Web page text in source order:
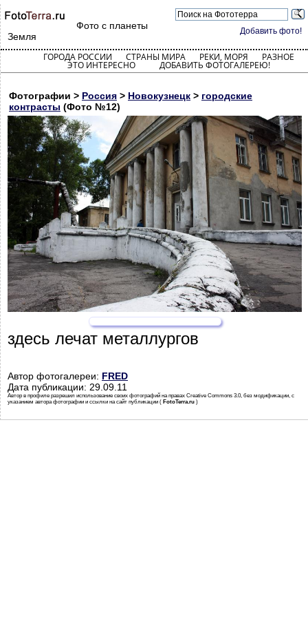
Добавить фото!
Фото с планеты
Земля
ГОРОДА РОССИИ СТРАНЫ МИРА РЕКИ, МОРЯ РАЗНОЕ
ЭТО ИНТЕРЕСНО ДОБАВИТЬ ФОТОГАЛЕРЕЮ!
Фотографии > Россия > Новокузнецк > городские
контрасты (Фото №12)
здесь лечат металлургов
Автор фотогалереи: FRED
Дата публикации: 29.09.11
Автор в профиле разрешил использование своих фотографий на правах Creative Commons 3.0, без модификации, с
указанием автора фотографии и ссылки на сайт публикации ( FotoTerra.ru )